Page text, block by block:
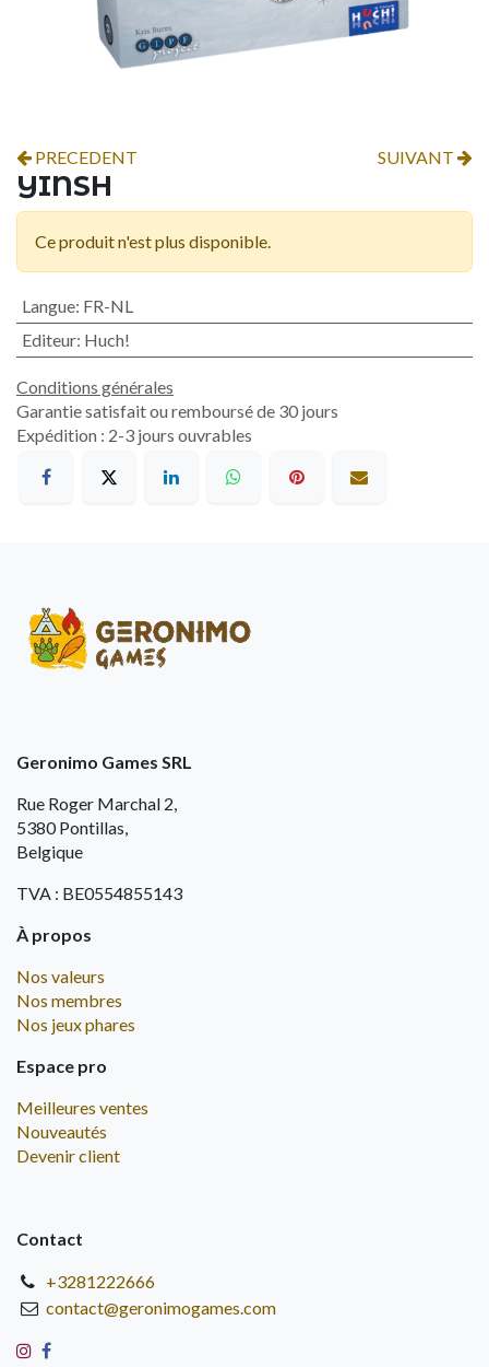
PRECEDENT SUIVANT
YINSH
Ce produit n'est plus disponible.
Langue: FR-NL
Editeur: Huch!
Conditions générales
Garantie satisfait ou remboursé de 30 jours
Expédition : 2-3 jours ouvrables
Geronimo Games SRL
Rue Roger Marchal 2,
5380 Pontillas,
Belgique
TVA : BE0554855143
À propos
Nos valeurs
Nos membres
Nos jeux phares
Espace pro
Meilleures ventes
Nouveautés
Devenir client
Contact
+3281222666
contact@geronimogames.com